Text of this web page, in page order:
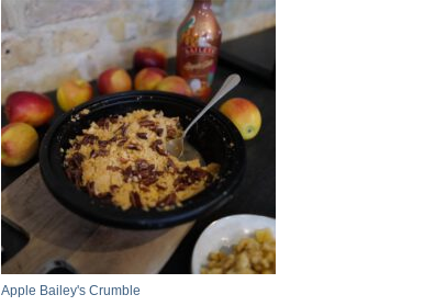
Apple Bailey's Crumble